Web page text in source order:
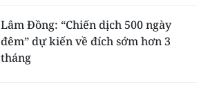
Lâm Đồng: “Chiến dịch 500 ngày
đêm” dự kiến về đích sớm hơn 3
tháng